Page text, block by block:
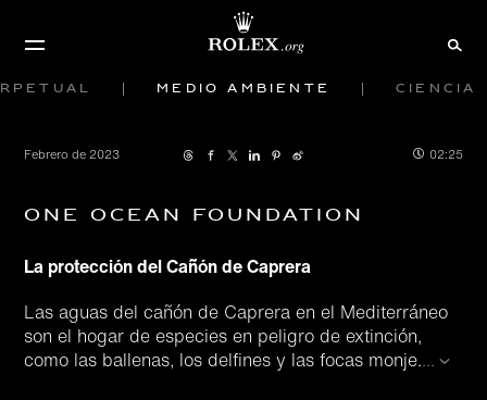
Medio ambiente Ciencia
Febrero de 2023 02:25
One Ocean Foundation
La protección del Cañón de Caprera
Las aguas del cañón de Caprera en el Mediterráneo
son el hogar de especies en peligro de extinción,
como las ballenas, los delfines y las focas monje....